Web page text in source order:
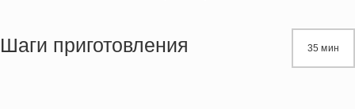
Жиры
Шаги приготовления 35 мин